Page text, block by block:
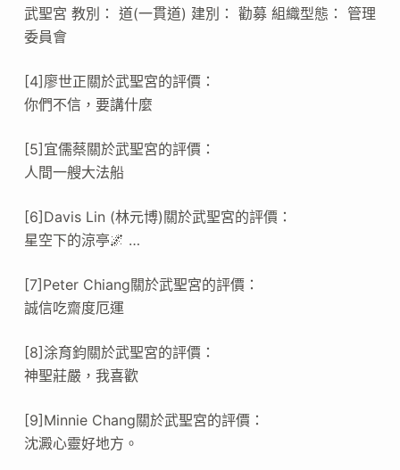
武聖宮 教別： 道(一貫道) 建別： 勸募 組織型態： 管理
委員會
[4]廖世正關於武聖宮的評價：
你們不信，要講什麼
[5]宜儒蔡關於武聖宮的評價：
人間一艘大法船
[6]Davis Lin (林元博)關於武聖宮的評價：
星空下的涼亭🌌 …
[7]Peter Chiang關於武聖宮的評價：
誠信吃齋度厄運
[8]涂育鈞關於武聖宮的評價：
神聖莊嚴，我喜歡
[9]Minnie Chang關於武聖宮的評價：
沈澱心靈好地方。